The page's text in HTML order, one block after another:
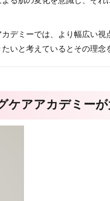
デミーでは、より幅広い
いと考えているとその理念
ケアアカデミー